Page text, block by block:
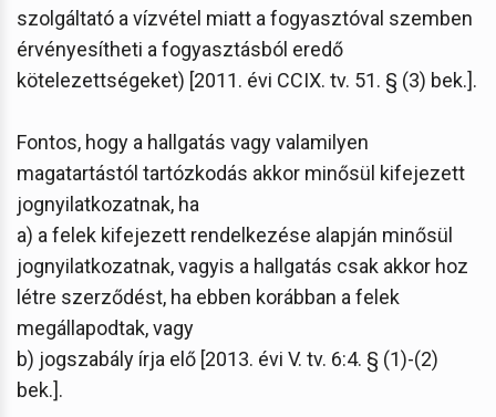
szolgáltató a vízvétel miatt a fogyasztóval szemben
érvényesítheti a fogyasztásból eredő
kötelezettségeket) [2011. évi CCIX. tv. 51. § (3) bek.].
Fontos, hogy a hallgatás vagy valamilyen
magatartástól tartózkodás akkor minősül kifejezett
jognyilatkozatnak, ha
a) a felek kifejezett rendelkezése alapján minősül
jognyilatkozatnak, vagyis a hallgatás csak akkor hoz
létre szerződést, ha ebben korábban a felek
megállapodtak, vagy
b) jogszabály írja elő [2013. évi V. tv. 6:4. § (1)-(2)
bek.].